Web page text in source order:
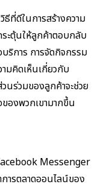
ที่ดีในการสร้างความ
ะตุ้นให้ลูกค้าตอบกลับ
ริการ การจัดกิจกรรม
มคิดเห็นเกี่ยวกับ
นร่วมของลูกค้าจะช่วย
องพวกเขามากขึ้น
Messenger
ารตลาดออนไลน์ของ